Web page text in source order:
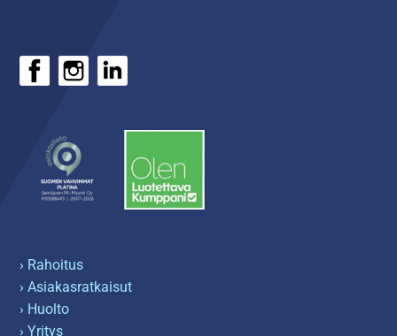
› Rahoitus
› Asiakasratkaisut
› Huolto
› Yritys